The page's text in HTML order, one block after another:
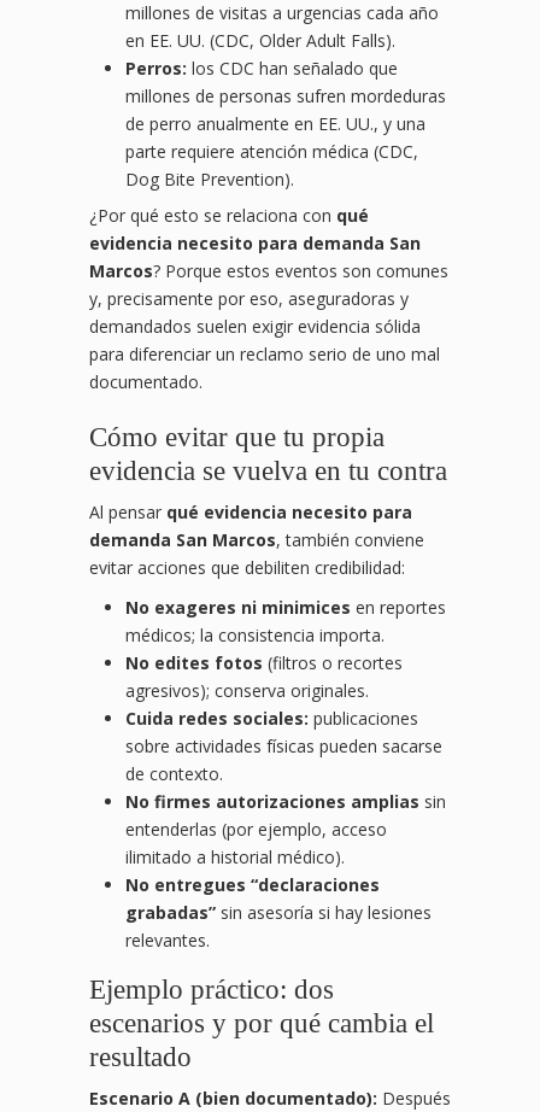
millones de visitas a urgencias cada año
en EE. UU. (CDC, Older Adult Falls).
Perros: los CDC han señalado que
millones de personas sufren mordeduras
de perro anualmente en EE. UU., y una
parte requiere atención médica (CDC,
Dog Bite Prevention).
¿Por qué esto se relaciona con qué
evidencia necesito para demanda San
Marcos? Porque estos eventos son comunes
y, precisamente por eso, aseguradoras y
demandados suelen exigir evidencia sólida
para diferenciar un reclamo serio de uno mal
documentado.
Cómo evitar que tu propia
evidencia se vuelva en tu contra
Al pensar qué evidencia necesito para
demanda San Marcos, también conviene
evitar acciones que debiliten credibilidad:
No exageres ni minimices en reportes
médicos; la consistencia importa.
No edites fotos (filtros o recortes
agresivos); conserva originales.
Cuida redes sociales: publicaciones
sobre actividades físicas pueden sacarse
de contexto.
No firmes autorizaciones amplias sin
entenderlas (por ejemplo, acceso
ilimitado a historial médico).
No entregues “declaraciones
grabadas” sin asesoría si hay lesiones
relevantes.
Ejemplo práctico: dos
escenarios y por qué cambia el
resultado
Escenario A (bien documentado): Después